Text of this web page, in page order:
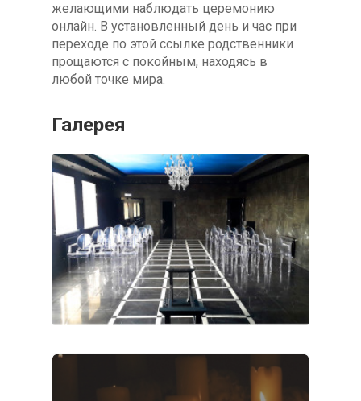
желающими наблюдать церемонию
онлайн. В установленный день и час при
переходе по этой ссылке родственники
прощаются с покойным, находясь в
любой точке мира.
Галерея